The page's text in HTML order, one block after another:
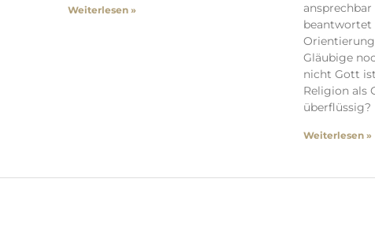
Weiterlesen »
beantwortet
Gläubige
nicht Gott
Religion als
überflüssig?
Weiterlesen »